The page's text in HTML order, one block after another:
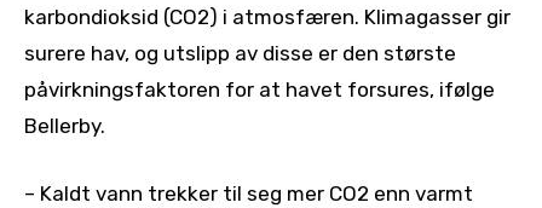
karbondioksid (CO2) i atmosfæren. Klimagasser gir
surere hav, og utslipp av disse er den største
påvirkningsfaktoren for at havet forsures, ifølge
Bellerby.
– Kaldt vann trekker til seg mer CO2 enn varmt